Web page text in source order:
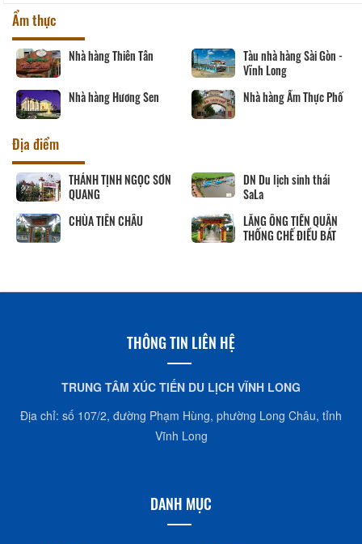
Ẩm thực
Nhà hàng Thiên Tân
Tàu nhà hàng Sài Gòn -
Vĩnh Long
Nhà hàng Hương Sen
Nhà hàng Ẩm Thực Phố
Địa điểm
THÁNH TỊNH NGỌC SƠN
QUANG
DN Du lịch sinh thái
SaLa
CHÙA TIÊN CHÂU
LĂNG ÔNG TIỀN QUÂN
THỐNG CHẾ ĐIỀU BÁT
THÔNG TIN LIÊN HỆ
TRUNG TÂM XÚC TIẾN DU LỊCH VĨNH LONG
Địa chỉ: số 107/2, đường Phạm Hùng, phường Long Châu, tỉnh
Vĩnh Long
DANH MỤC